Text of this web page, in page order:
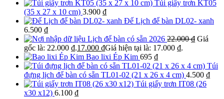
Túi giấy trơn KT05
(35 x 27 x 10 cm) 3.900 ₫
Đế Lịch để bàn DL02- xanh
6.500 ₫
Lịch để bàn có sẵn 2026 22.000₫ Giá
gốc là: 22.000 ₫.17.000 ₫Giá hiện tại là: 17.000 ₫.
Bao lixi Ép Kim 695 ₫
Túi
đựng lịch để bàn có sẵn TL01-02 (21 x 26 x 4 cm) 4.500 ₫
Túi giấy trơn IT08 (26
x30 x12) 6.100 ₫